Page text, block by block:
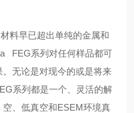
料早已超出单纯的金属和
FEG系列对任何样品都可
无论是对现今的或是将来
系列都是一个、灵活的解
、低真空和ESEM环境真